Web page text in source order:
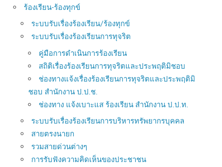
ร้องเรียน-ร้องทุกข์
ระบบรับเรื่องร้องเรียน/ร้องทุกข์
ระบบรับเรื่องร้องเรียนการทุจริต
คู่มือการดำเนินการร้องเรียน
สถิติเรื่องร้องเรียนการทุจริตและประพฤติมิชอบ
ช่องทางแจ้งเรื่องร้องเรียนการทุจริตและประพฤติมิ
ชอบ สำนักงาน ป.ป.ช.
ช่องทาง แจ้งเบาะแส ร้องเรียน สำนักงาน ป.ป.ท.
ระบบรับเรื่องร้องเรียนการบริหารทรัพยากรบุคคล
สายตรงนายก
รวมสายด่วนต่างๆ
การรับฟังความคิดเห็นของประชาชน